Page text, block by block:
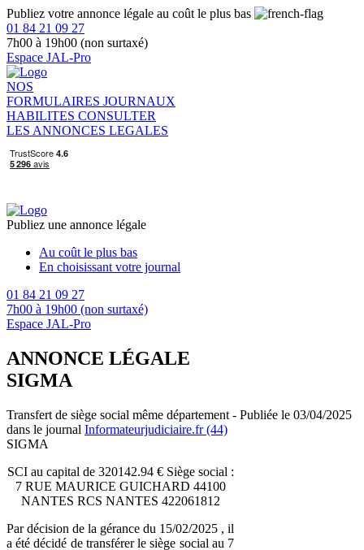
Publiez votre annonce légale au coût le plus bas
01 84 21 09 27
7h00 à 19h00 (non surtaxé)
Espace JAL-Pro
NOS
FORMULAIRES JOURNAUX
HABILITES CONSULTER
LES ANNONCES LEGALES
Publiez une annonce légale
Au coût le plus bas
En choisissant votre journal
01 84 21 09 27
7h00 à 19h00 (non surtaxé)
Espace JAL-Pro
ANNONCE LÉGALE
SIGMA
Transfert de siège social même département - Publiée le 03/04/2025
dans le journal Informateurjudiciaire.fr (44)
SIGMA
SCI au capital de 320142.94 € Siège social :
7 RUE MAURICE GUICHARD 44100
NANTES RCS NANTES 422061812
Par décision de la gérance du 15/02/2025 , il
a été décidé de transférer le siège social au 7